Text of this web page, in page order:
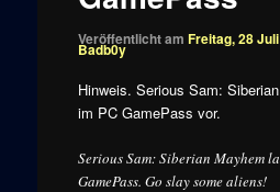
Veröffentlicht am Freitag, 28
Badb0y
Hinweis. Serious Sam:
im PC GamePass vor.
Serious Sam: Siberian Mayhem
GamePass. Go slay some aliens!